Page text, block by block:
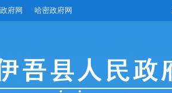
府网 哈密政府网